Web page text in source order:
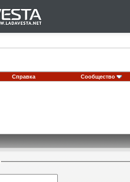
Справка Сообщество